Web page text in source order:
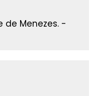
de Menezes. -